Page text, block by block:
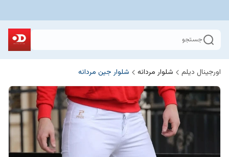
جستجو
اورجینال دیلم شلوار مردانه شلوار جین مردانه